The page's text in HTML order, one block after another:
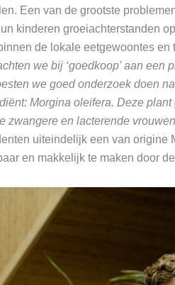
Een van de grootste
kinderen groeiachterstanden
de lokale eetgewoontes
we bij ‘goedkoop’ aan
we goed onderzoek doen
Morgina oleifera. Deze
zwangere en lacterende
uiteindelijk een van origine
en makkelijk te maken door